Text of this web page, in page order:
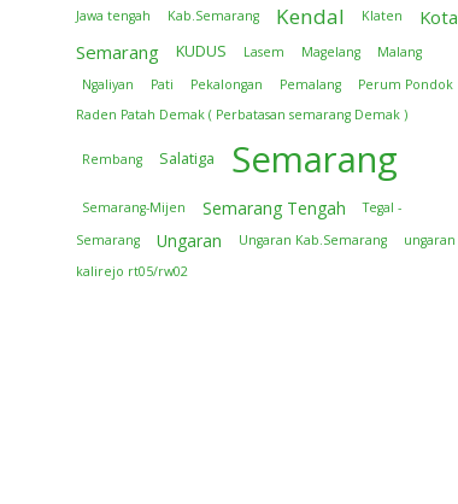
Jawa tengah
Kab.Semarang Kendal Klaten
Kota
Semarang
KUDUS Lasem Magelang
Malang
Ngaliyan
Pati Pekalongan Pemalang
Perum Pondok
Raden Patah Demak ( Perbatasan semarang Demak )
Rembang Salatiga Semarang
Semarang-Mijen Semarang Tengah
Tegal -
Semarang
Ungaran Ungaran Kab.Semarang
ungaran
kalirejo rt05/rw02